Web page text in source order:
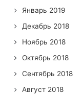
Январь 2019
Декабрь 2018
Ноябрь 2018
Октябрь 2018
Сентябрь 2018
Август 2018